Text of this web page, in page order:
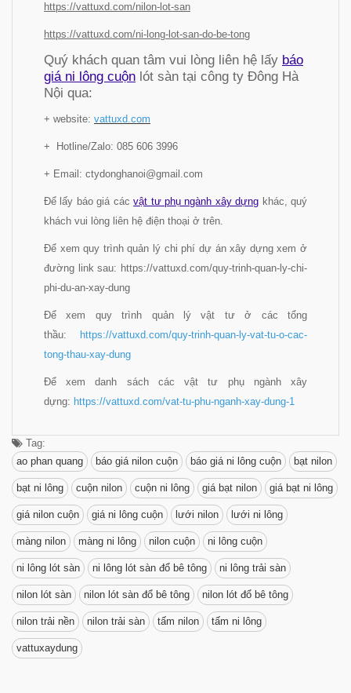
https://vattuxd.com/nilon-lot-san
https://vattuxd.com/ni-long-lot-san-do-be-tong
Quý khách quan tâm vui lòng liên hệ lấy báo
giá ni lông cuộn lót sàn tại công ty Đông Hà
Nội qua:
+ website: vattuxd.com
+ Hotline/Zalo: 085 606 3996
+ Email: ctydonghanoi@gmail.com
Để lấy báo giá cácvật tư phụ ngành xây dựng khác, quý
khách vui lòng liên hệ điện thoại ở trên.
Để xem quy trình quản lý chi phí dự án xây dựng xem ở
đường link sau: https://vattuxd.com/quy-trinh-quan-ly-chi-
phi-du-an-xay-dung
Để xem quy trình quản lý vật tư ở các tổng
thầu:
https://vattuxd.com/quy-trinh-quan-ly-vat-tu-o-cac-
tong-thau-xay-dung
Để xem danh sách các vật tư phụ ngành xây
dựng: https://vattuxd.com/vat-tu-phu-nganh-xay-dung-1
Tag:
ao phan quang
báo giá nilon cuộn báo giá ni lông cuộn bạt nilon
bạt ni lông cuộn nilon cuộn ni lông giá bạt nilon giá bạt ni lông
giá nilon cuộn giá ni lông cuộn lưới nilon lưới ni lông
màng nilon màng ni lông nilon cuộn ni lông cuộn
ni lông lót sàn ni lông lót sàn đổ bê tông ni lông trải sàn
nilon lót sàn nilon lót sàn đổ bê tông nilon lót đổ bê tông
nilon trải nền nilon trải sàn tấm nilon tấm ni lông
vattuxaydung